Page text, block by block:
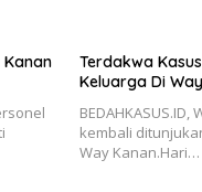
Kanan
Terdakwa
Keluarga Di
kembali
Way Kanan.Hari…